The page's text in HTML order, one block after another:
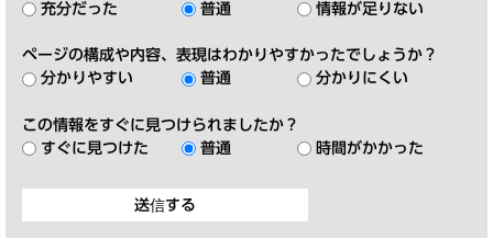
充分だった
普通 情報が足りない
ページの構成や内容、表現はわかりやすかったでしょうか？
分かりやすい
普通 分かりにくい
この情報をすぐに見つけられましたか？
すぐに見つけた
普通 時間がかかった